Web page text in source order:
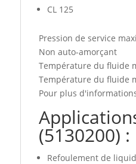
CL 125
Pression de service
Non auto-amorçant
Température du fluide
Température du fluide
Pour plus
(5130200) :
Refoulement de